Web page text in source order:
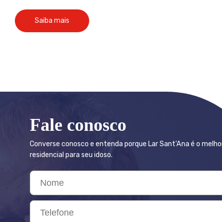
Saiba mais
Fale conosco
Converse conosco e entenda porque Lar Sant'Ana é o
residencial para seu idoso.